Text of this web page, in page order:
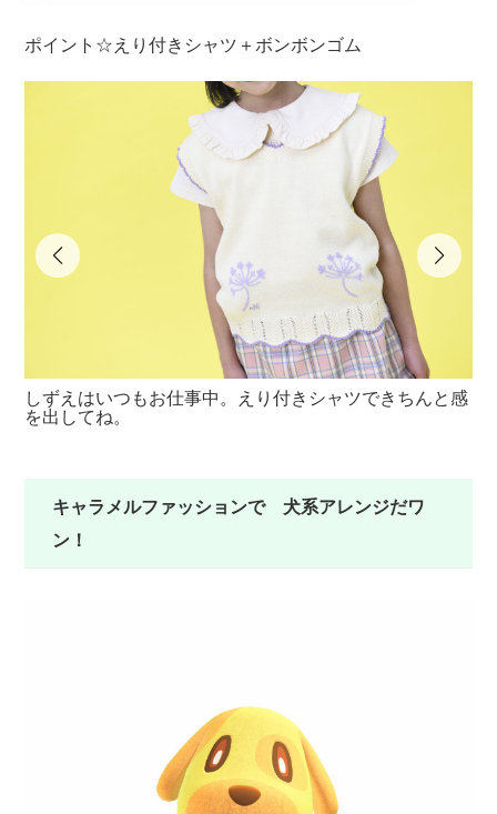
ポイント☆えり付きシャツ＋ボンボンゴム
しずえはいつもお仕事中。えり付きシャツできちんと感
を出してね。
キャラメルファッションで 犬系アレンジだワ
ン！